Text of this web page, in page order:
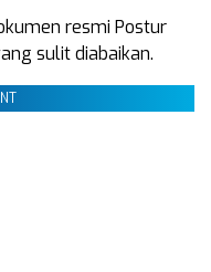
resmi Postur
sulit diabaikan.